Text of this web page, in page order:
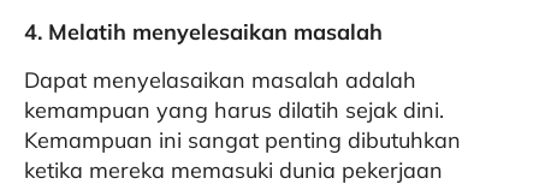
4. Melatih menyelesaikan masalah
Dapat menyelasaikan masalah adalah
kemampuan yang harus dilatih sejak dini.
Kemampuan ini sangat penting dibutuhkan
ketika mereka memasuki dunia pekerjaan